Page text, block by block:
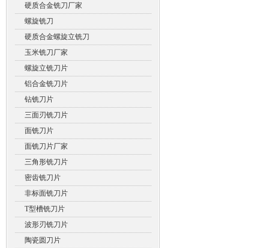
硬质合金铣刀厂家
螺旋铣刀
硬质合金螺旋立铣刀
玉米铣刀厂家
螺旋立铣刀片
铝合金铣刀片
钻铣刀片
三面刃铣刀片
面铣刀片
面铣刀片厂家
三角形铣刀片
密齿铣刀片
非标面铣刀片
T型槽铣刀片
波形刃铣刀片
陶瓷圆刀片